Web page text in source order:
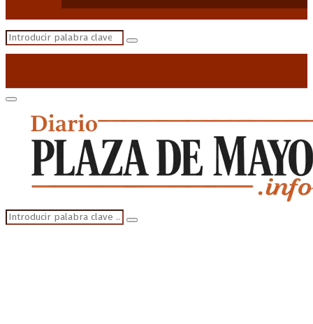
Search
Search
Primary
Menu
Search
for:
Search